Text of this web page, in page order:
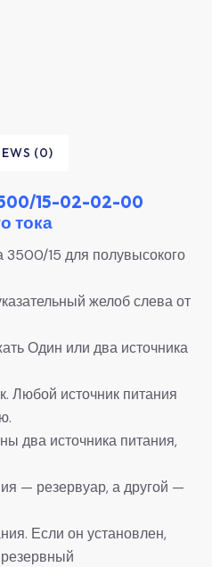
(0)
15-02-02-00
тока
3500/15 для полувысокого
желоб слева от
Один или два источника
Любой источник питания
два источника питания,
— резервуар, а другой —
Если он установлен,